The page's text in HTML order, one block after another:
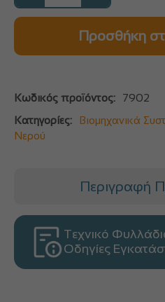
Προσθήκη
Κωδικός προϊόντος:
7902
Κατηγορίες:
Βιομηχανικά
Νερού
Περιγραφή
Τεχνικό
Οδηγίες